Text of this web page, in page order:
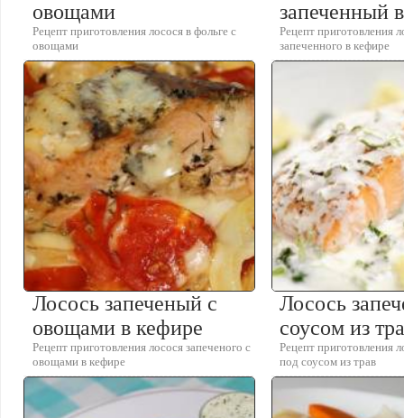
овощами
Рецепт приготовления лосося в фольге с
овощами
запеченный
Рецепт приготовления
запеченного в кефире
Лосось запеченый с
овощами в кефире
Рецепт приготовления лосося запеченого с
овощами в кефире
Лосось
соусом из
Рецепт приготовления
под соусом из трав